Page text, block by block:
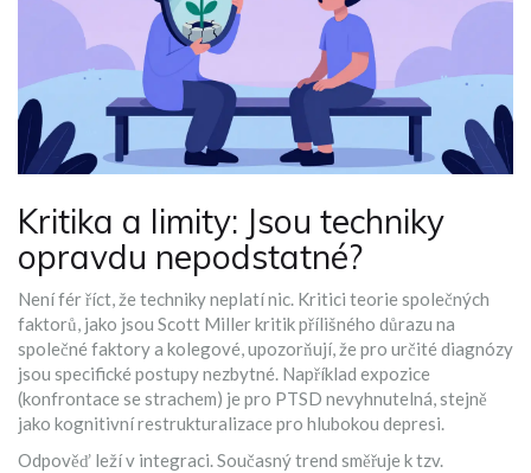
Kritika a limity: Jsou techniky
opravdu nepodstatné?
Není fér říct, že techniky neplatí nic. Kritici teorie společných
faktorů, jako jsou Scott Millerkritik přílišného důrazu na
společné faktorya kolegové, upozorňují, že pro určité diagnózy
jsou specifické postupy nezbytné. Například expozice
(konfrontace se strachem) je pro PTSD nevyhnutelná, stejně
jako kognitivní restrukturalizace pro hlubokou depresi.
Odpověď leží v integraci. Současný trend směřuje k tzv.